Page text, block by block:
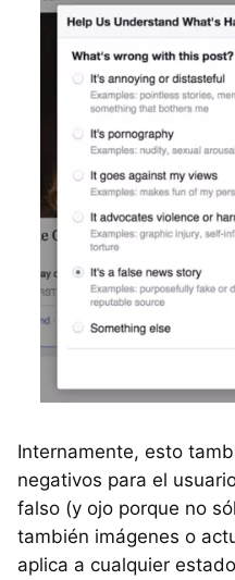
Internamente, esto
negativos para el
falso (y ojo porque no
también imágenes o
aplica a cualquier